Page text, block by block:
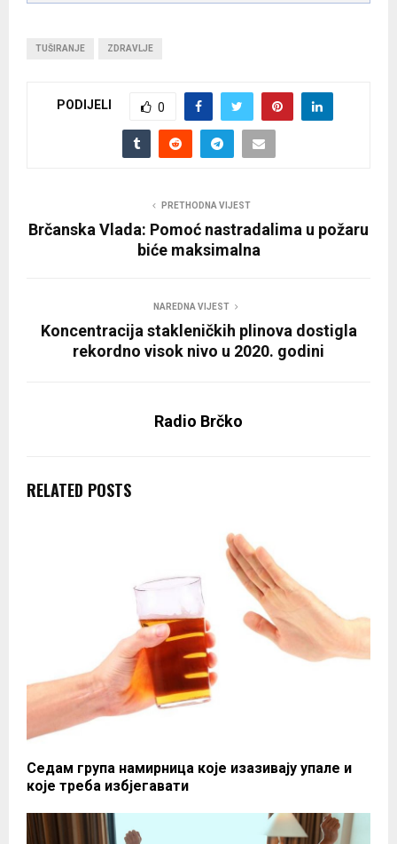
TUŠIRANJE ZDRAVLJE
PODIJELI 0
PRETHODNA VIJEST
Brčanska Vlada: Pomoć nastradalima u požaru
biće maksimalna
NAREDNA VIJEST
Koncentracija stakleničkih plinova dostigla
rekordno visok nivo u 2020. godini
Radio Brčko
RELATED POSTS
Седам група намирница које изазивају упале и
које треба избјегавати